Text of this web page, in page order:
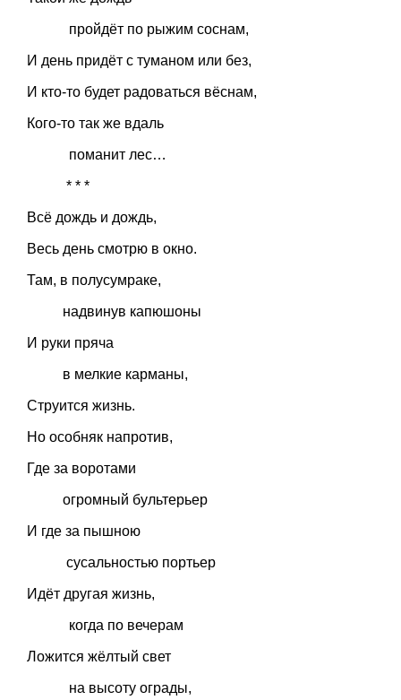
пройдёт по рыжим соснам,
И день придёт с туманом или без,
И кто-то будет радоваться вёснам,
Кого-то так же вдаль
поманит лес…
* * *
Всё дождь и дождь,
Весь день смотрю в окно.
Там, в полусумраке,
надвинув капюшоны
И руки пряча
в мелкие карманы,
Струится жизнь.
Но особняк напротив,
Где за воротами
огромный бультерьер
И где за пышною
сусальностью портьер
Идёт другая жизнь,
когда по вечерам
Ложится жёлтый свет
на высоту ограды,